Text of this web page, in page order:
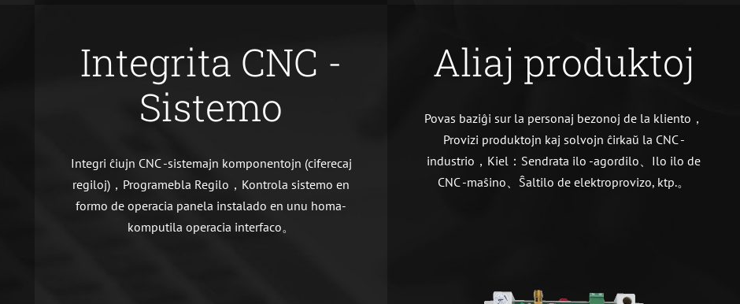
Integrita CNC -
Sistemo
Integri ĉiujn CNC -sistemajn komponentojn (ciferecaj
regiloj)，Programebla Regilo，Kontrola sistemo en
formo de operacia panela instalado en unu homa-
komputila operacia interfaco。
Aliaj produktoj
Povas baziĝi sur la personaj bezonoj de la kliento，
Provizi produktojn kaj solvojn ĉirkaŭ la CNC -
industrio，Kiel：Sendrata ilo -agordilo、Ilo ilo de
CNC -maŝino、Ŝaltilo de elektroprovizo, ktp.。